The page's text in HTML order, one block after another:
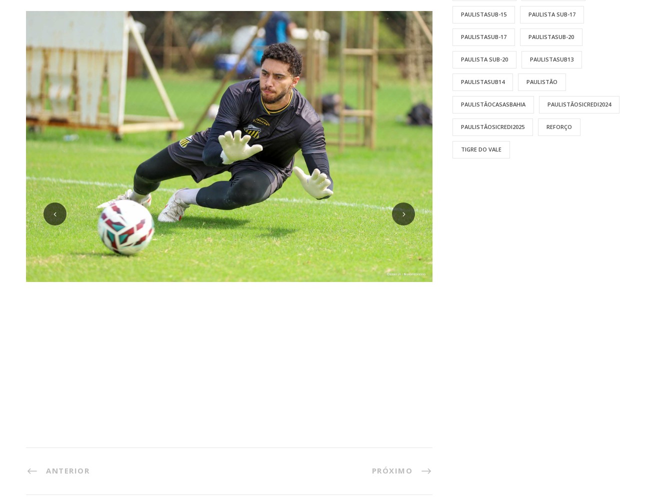
ANTERIOR PRÓXIMO
PAULISTASUB-15 PAULISTA SUB-17
PAULISTASUB-17 PAULISTASUB-20
PAULISTA SUB-20 PAULISTASUB13
PAULISTASUB14 PAULISTÃO
PAULISTÃOCASASBAHIA PAULISTÃOSICREDI2024
PAULISTÃOSICREDI2025 REFORÇO
TIGRE DO VALE